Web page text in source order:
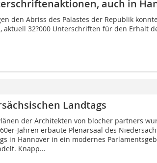
auch in
den Abriss des Palastes der Republik
32?000 Unterschriften für den Erhalt
Landtags
der Architekten von blocher partners
Jahren erbaute Plenarsaal des
in Hannover in ein modernes
Knapp...